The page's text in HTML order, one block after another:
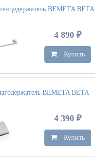
BEMETA BETA
4 890 ₽
Купить
BEMETA BETA
4 390 ₽
Купить